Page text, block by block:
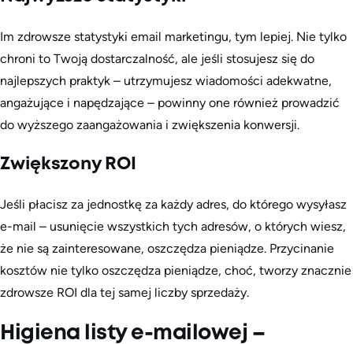
Im zdrowsze statystyki email marketingu, tym lepiej. Nie tylko
chroni to Twoją dostarczalność, ale jeśli stosujesz się do
najlepszych praktyk – utrzymujesz wiadomości adekwatne,
angażujące i napędzające – powinny one również prowadzić
do wyższego zaangażowania i zwiększenia konwersji.
Zwiększony ROI
Jeśli płacisz za jednostkę za każdy adres, do którego wysyłasz
e-mail – usunięcie wszystkich tych adresów, o których wiesz,
że nie są zainteresowane, oszczędza pieniądze. Przycinanie
kosztów nie tylko oszczędza pieniądze, choć, tworzy znacznie
zdrowsze ROI dla tej samej liczby sprzedaży.
Higiena listy e-mailowej –